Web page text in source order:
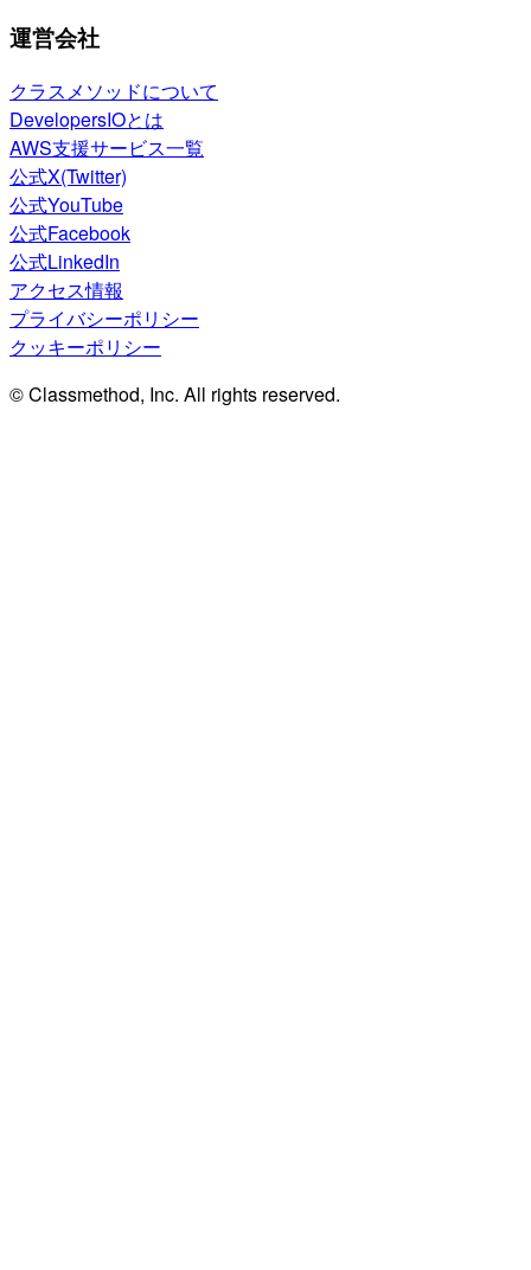
運営会社
クラスメソッドについて
DevelopersIOとは
AWS支援サービス一覧
公式X(Twitter)
公式YouTube
公式Facebook
公式LinkedIn
アクセス情報
プライバシーポリシー
クッキーポリシー
© Classmethod, Inc. All rights reserved.